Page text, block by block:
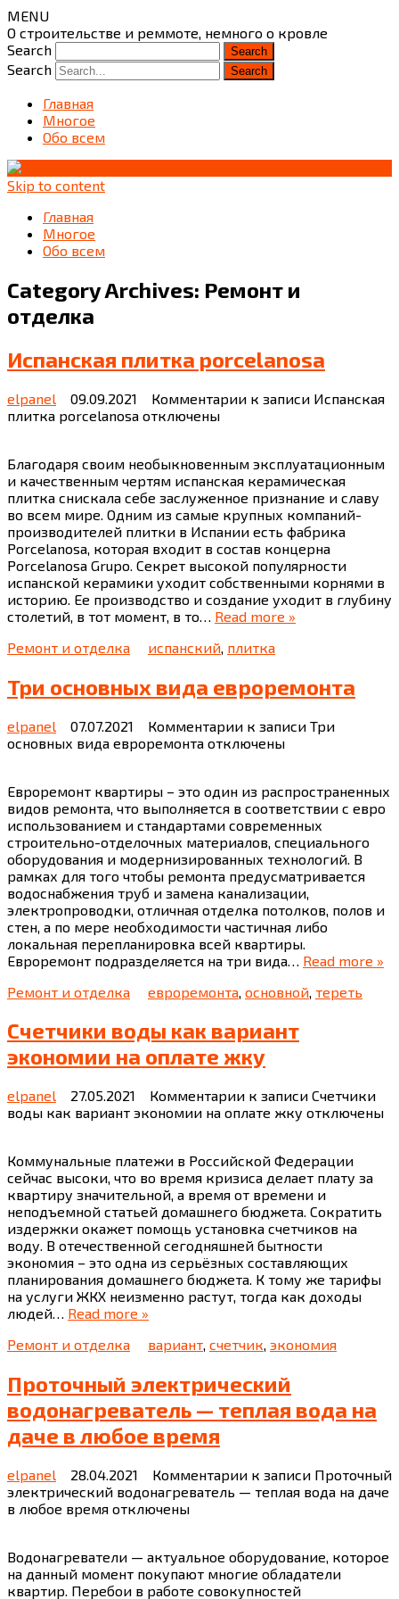
MENU
О строительстве и реммоте, немного о кровле
Search
Search
Главная
Многое
Обо всем
Skip to content
Главная
Многое
Обо всем
Category Archives: Ремонт и
отделка
Испанская плитка porcelanosa
elpanel 09.09.2021 Комментарии к записи Испанская
плитка porcelanosa отключены
Благодаря своим необыкновенным эксплуатационным
и качественным чертям испанская керамическая
плитка снискала себе заслуженное признание и славу
во всем мире. Одним из самые крупных компаний-
производителей плитки в Испании есть фабрика
Porcelanosa, которая входит в состав концерна
Porcelanosa Grupo. Секрет высокой популярности
испанской керамики уходит собственными корнями в
историю. Ее производство и создание уходит в глубину
столетий, в тот момент, в то… Read more »
Ремонт и отделка
испанский плитка
Три основных вида евроремонта
elpanel 07.07.2021 Комментарии к записи Три
основных вида евроремонта отключены
Евроремонт квартиры – это один из распространенных
видов ремонта, что выполняется в соответствии с евро
использованием и стандартами современных
строительно-отделочных материалов, специального
оборудования и модернизированных технологий. В
рамках для того чтобы ремонта предусматривается
водоснабжения труб и замена канализации,
электропроводки, отличная отделка потолков, полов и
стен, а по мере необходимости частичная либо
локальная перепланировка всей квартиры.
Евроремонт подразделяется на три вида… Read more »
Ремонт и отделка
евроремонта основной тереть
Счетчики воды как вариант
экономии на оплате жку
elpanel 27.05.2021 Комментарии к записи Счетчики
воды как вариант экономии на оплате жку отключены
Коммунальные платежи в Российской Федерации
сейчас высоки, что во время кризиса делает плату за
квартиру значительной, а время от времени и
неподъемной статьей домашнего бюджета. Сократить
издержки окажет помощь установка счетчиков на
воду. В отечественной сегодняшней бытности
экономия – это одна из серьёзных составляющих
планирования домашнего бюджета. К тому же тарифы
на услуги ЖКХ неизменно растут, тогда как доходы
людей… Read more »
Ремонт и отделка
вариант, счетчик, экономия
Проточный электрический
водонагреватель — теплая вода на
даче в любое время
elpanel 28.04.2021 Комментарии к записи Проточный
электрический водонагреватель — теплая вода на даче
в любое время отключены
Водонагреватели — актуальное оборудование, которое
на данный момент покупают многие обладатели
квартир. Перебои в работе совокупностей